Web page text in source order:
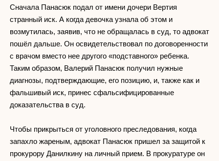
Сначала Панасюк подал от имени дочери Вертия
странный иск. А когда девочка узнала об этом и
возмутилась, заявив, что не обращалась в суд, то адвокат
пошёл дальше. Он освидетельствовал по договоренности
с врачом вместо нее другого «подставного» ребенка.
Таким образом, Валерий Панасюк получил нужные
диагнозы, подтверждающие, его позицию, и, также как и
фальшивый иск, принес сфальсифицированные
доказательства в суд.
Чтобы прикрыться от уголовного преследования, когда
запахло жареным, адвокат Панасюк пришел за защитой к
прокурору Данилкину на личный прием. В прокуратуре он